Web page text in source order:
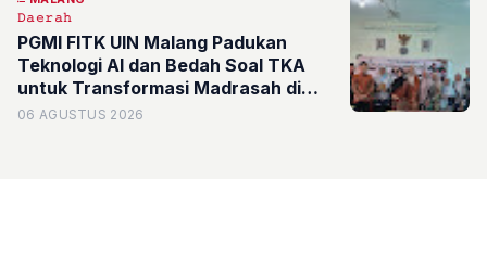
𝙳𝚊𝚎𝚛𝚊𝚑
PGMI FITK UIN Malang Padukan
Teknologi AI dan Bedah Soal TKA
untuk Transformasi Madrasah di
Kota Batu
06 AGUSTUS 2026